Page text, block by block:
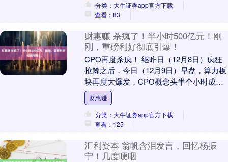
分类：大牛证券app官方下载
查看：83
财惠赚 杀疯了！半小时500亿元！刚
刚，重磅利好彻底引爆！
CPO再度杀疯！ 继昨日（12月8日）疯狂
抢筹之后，今日（12月9日）早盘，算力板
块再度大爆发，CPO概念头半个小时成交
近500亿元，中际旭创、新易盛、胜宏科
技....
财惠赚
分类：大牛证券app官方下载
查看：125
汇利资本 翁帆含泪发言，回忆杨振
宁！几度哽咽